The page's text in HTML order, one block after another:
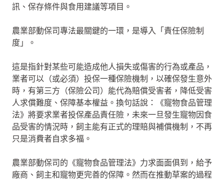
訊、保存條件與食用建議等項目。
農業部動保司專法最關鍵的一環，是導入「責任保險制
度」。
這是指針對某些可能造成他人損失或傷害的行為或產品，
業者可以（或必須）投保一種保險機制，以確保發生意外
時，有第三方（保險公司）能代為賠償受害者，降低受害
人求償難度、保障基本權益。換句話說：《寵物食品管理
法》將要求業者投保產品責任險，未來一旦發生寵物因食
品受害的情況時，飼主能有正式的理賠與補償機制，不再
只是消費者自求多福。
農業部動保司的《寵物食品管理法》力求面面俱到，給予
廠商、飼主和寵物更完善的保障。然而在推動草案的過程